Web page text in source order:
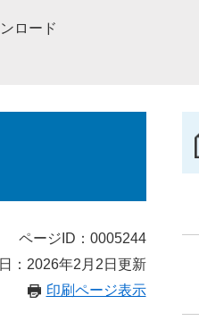
ロード
ページID：0005244
：2026年2月2日更新
印刷ページ表示